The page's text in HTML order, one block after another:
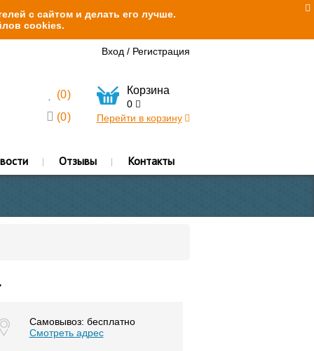
с сайтом и делать его лучше.
cookies.
Вход / Регистрация
(0)
(0)
Корзина
0
Перейти в корзину
Отзывы Контакты
Самовывоз: бесплатно
Смотреть адрес